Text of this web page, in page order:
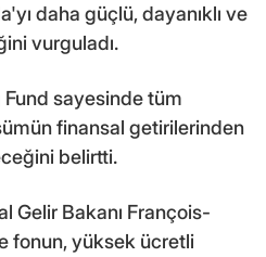
daha güçlü, dayanıklı ve
vurguladı.
sayesinde tüm
finansal getirilerinden
belirtti.
Gelir Bakanı François-
fonun, yüksek ücretli